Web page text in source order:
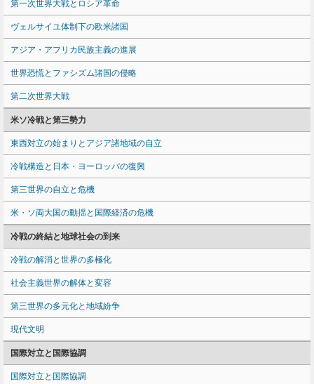
第一次世界大戦とロシア革命
ヴェルサイユ体制下の欧米諸国
アジア・アフリカ民族主義の進展
世界恐慌とファシズム諸国の侵略
第二次世界大戦
米ソ冷戦と第三勢力
東西対立の始まりとアジア諸地域の自立
冷戦構造と日本・ヨーロッパの復興
第三世界の自立と危機
米・ソ両大国の動揺と国際経済の危機
冷戦の終結と地球社会の到来
冷戦の解消と世界の多極化
社会主義世界の解体と変容
第三世界の多元化と地域紛争
現代文明
国際対立と国際協調
国際対立と国際協調